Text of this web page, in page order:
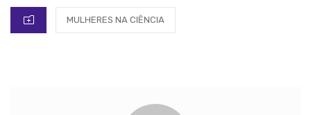
CATEGORIES
MULHERES NA CIÊNCIA